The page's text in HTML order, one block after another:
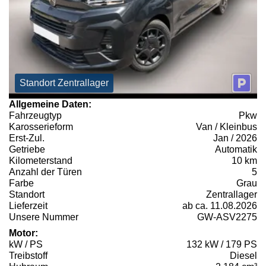
Standort Zentrallager
Allgemeine Daten:
Fahrzeugtyp
Pkw
Karosserieform
Van / Kleinbus
Erst-Zul.
Jan / 2026
Getriebe
Automatik
Kilometerstand
10 km
Anzahl der Türen
5
Farbe
Grau
Standort
Zentrallager
Lieferzeit
ab ca. 11.08.2026
Unsere Nummer
GW-ASV2275
Motor:
kW / PS
132 kW / 179 PS
Treibstoff
Diesel